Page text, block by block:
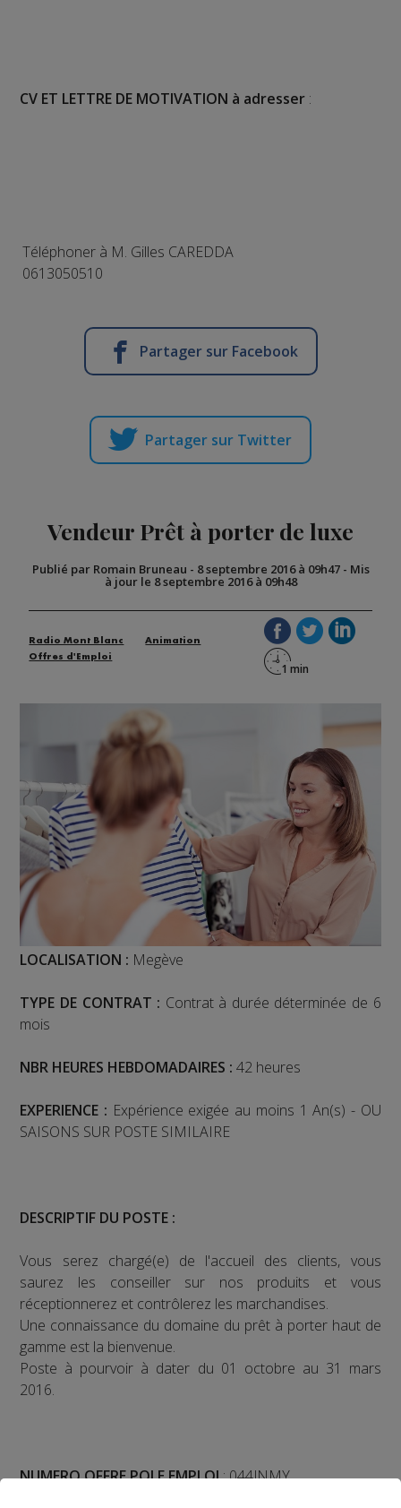
CV ET LETTRE DE MOTIVATION à adresser :
Téléphoner à M. Gilles CAREDDA
0613050510
Partager sur Facebook
Partager sur Twitter
Vendeur Prêt à porter de luxe
Publié par Romain Bruneau - 8 septembre 2016 à 09h47- Mis
à jour le 8 septembre 2016 à 09h48
Radio Mont Blanc
Animation
Offres d'Emploi
LOCALISATION : Megève
TYPE DE CONTRAT : Contrat à durée déterminée de 6
mois
NBR HEURES HEBDOMADAIRES : 42 heures
EXPERIENCE : Expérience exigée au moins 1 An(s) - OU
SAISONS SUR POSTE SIMILAIRE
DESCRIPTIF DU POSTE :
Vous serez chargé(e) de l'accueil des clients, vous
saurez les conseiller sur nos produits et vous
réceptionnerez et contrôlerez les marchandises.
Une connaissance du domaine du prêt à porter haut de
gamme est la bienvenue.
Poste à pourvoir à dater du 01 octobre au 31 mars
2016.
NUMERO OFFRE POLE EMPLOI: 044JNMY